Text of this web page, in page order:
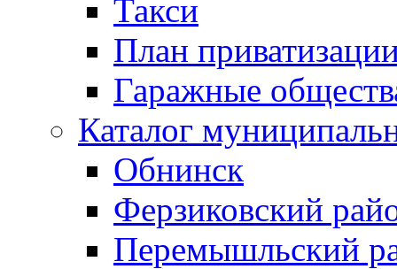
Такси
План
Гаражные
Каталог
Обнинск
Ферзиковский
Перемышльский